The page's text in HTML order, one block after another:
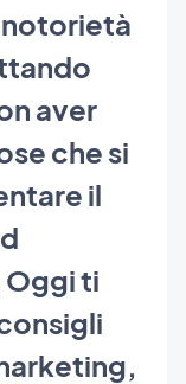
notorietà
aver
che si
il
ti